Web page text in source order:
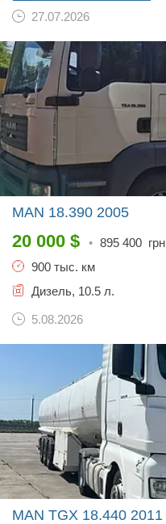
27.07.2026
MAN 18.390 2005
20 000 $ • 895 400 грн
900 тыс. км
Дизель, 10.5 л.
5.08.2026
MAN TGX 18.440 2011